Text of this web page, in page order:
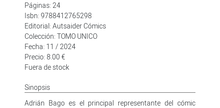
Páginas: 24
Isbn: 9788412765298
Editorial: Autsaider Cómics
Colección: TOMO UNICO
Fecha: 11 / 2024
Precio: 8.00 €
Fuera de stock
Sinopsis
Adrián Bago es el principal representante del cómic